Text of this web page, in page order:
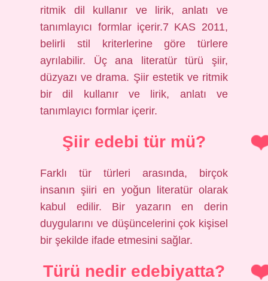
ritmik dil kullanır ve lirik, anlatı ve
tanımlayıcı formlar içerir.7 KAS 2011,
belirli stil kriterlerine göre türlere
ayrılabilir. Üç ana literatür türü şiir,
düzyazı ve drama. Şiir estetik ve ritmik
bir dil kullanır ve lirik, anlatı ve
tanımlayıcı formlar içerir.
Şiir edebi tür mü?
Farklı tür türleri arasında, birçok
insanın şiiri en yoğun literatür olarak
kabul edilir. Bir yazarın en derin
duygularını ve düşüncelerini çok kişisel
bir şekilde ifade etmesini sağlar.
Türü nedir edebiyatta?